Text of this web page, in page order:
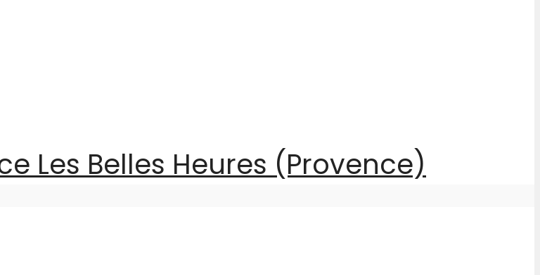
Les Belles Heures (Provence)